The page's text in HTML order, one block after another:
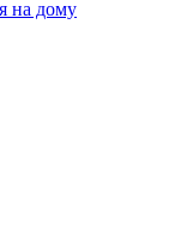
на дому